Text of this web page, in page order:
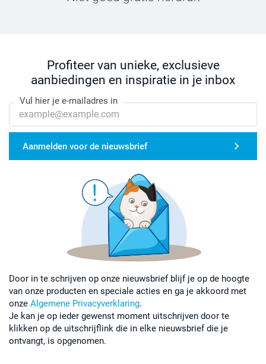
Profiteer van unieke, exclusieve
aanbiedingen en inspiratie in je inbox
Vul hier je e-mailadres in
Aanmelden voor de nieuwsbrief
Door in te schrijven op onze nieuwsbrief blijf je op de hoogte
van onze producten en speciale acties en ga je akkoord met
onze Algemene Privacyverklaring.
Je kan je op ieder gewenst moment uitschrijven door te
klikken op de uitschrijflink die in elke nieuwsbrief die je
ontvangt, is opgenomen.